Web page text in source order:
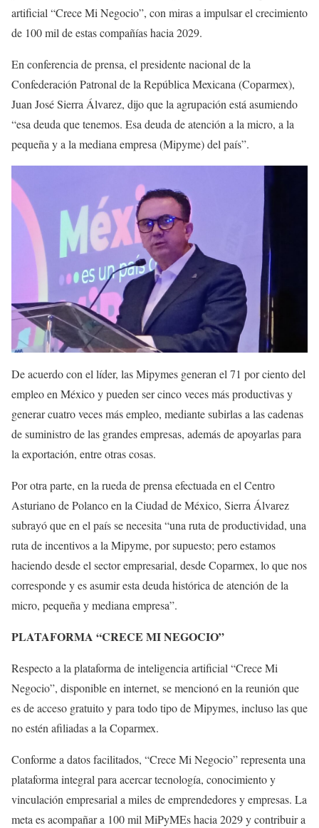
artificial “Crece Mi Negocio”, con miras a impulsar el crecimiento
de 100 mil de estas compañías hacia 2029.
En conferencia de prensa, el presidente nacional de la
Confederación Patronal de la República Mexicana (Coparmex),
Juan José Sierra Álvarez, dijo que la agrupación está asumiendo
“esa deuda que tenemos. Esa deuda de atención a la micro, a la
pequeña y a la mediana empresa (Mipyme) del país”.
De acuerdo con el líder, las Mipymes generan el 71 por ciento del
empleo en México y pueden ser cinco veces más productivas y
generar cuatro veces más empleo, mediante subirlas a las cadenas
de suministro de las grandes empresas, además de apoyarlas para
la exportación, entre otras cosas.
Por otra parte, en la rueda de prensa efectuada en el Centro
Asturiano de Polanco en la Ciudad de México, Sierra Álvarez
subrayó que en el país se necesita “una ruta de productividad, una
ruta de incentivos a la Mipyme, por supuesto; pero estamos
haciendo desde el sector empresarial, desde Coparmex, lo que nos
corresponde y es asumir esta deuda histórica de atención de la
micro, pequeña y mediana empresa”.
PLATAFORMA “CRECE MI NEGOCIO”
Respecto a la plataforma de inteligencia artificial “Crece Mi
Negocio”, disponible en internet, se mencionó en la reunión que
es de acceso gratuito y para todo tipo de Mipymes, incluso las que
no estén afiliadas a la Coparmex.
Conforme a datos facilitados, “Crece Mi Negocio” representa una
plataforma integral para acercar tecnología, conocimiento y
vinculación empresarial a miles de emprendedores y empresas. La
meta es acompañar a 100 mil MiPyMEs hacia 2029 y contribuir a